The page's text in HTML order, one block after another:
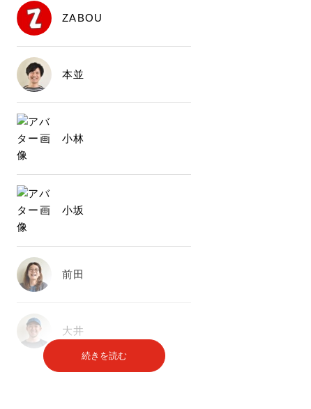
ZABOU
本並
小林
小坂
前田
大井
続きを読む